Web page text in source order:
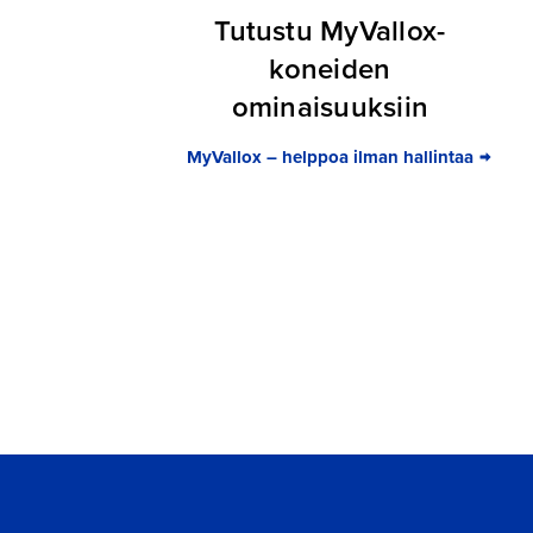
Tutustu MyVallox-
koneiden
ominaisuuksiin
MyVallox – helppoa ilman hallintaa